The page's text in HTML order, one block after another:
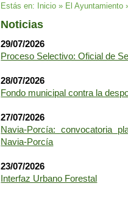
Estás en: Inicio » El Ayuntamiento
Noticias
29/07/2026
Proceso Selectivo: Oficial de
28/07/2026
Fondo municipal contra la
27/07/2026
Navia-Porcía: convocatoria
Navia-Porcía
23/07/2026
Interfaz Urbano Forestal